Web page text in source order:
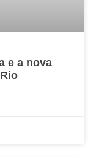
e a nova